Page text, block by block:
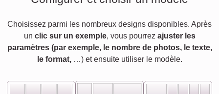
Choisissez parmi les nombreux designs disponibles. Après
un clic sur un exemple, vous pourrez ajuster les
paramètres (par exemple, le nombre de photos, le texte,
le format,…) et ensuite utiliser le modèle.